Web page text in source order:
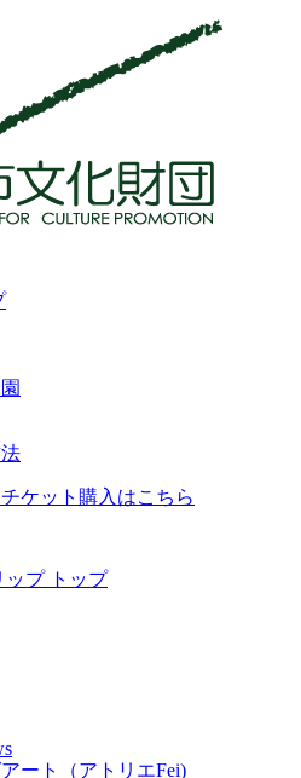
ケット購入はこちら
ップ トップ
ート（アトリエFei)